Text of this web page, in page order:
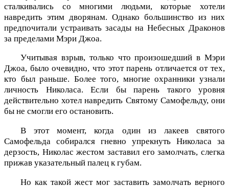
сталкивались со многими людьми, которые хотели
навредить этим дворянам. Однако большинство из них
предпочитали устраивать засады на Небесных Драконов
за пределами Мэри Джоа.
Учитывая взрыв, только что произошедший в Мэри
Джоа, было очевидно, что этот парень отличается от тех,
кто был раньше. Более того, многие охранники узнали
личность Николаса. Если бы парень такого уровня
действительно хотел навредить Святому Самофельду, они
бы не смогли его остановить.
В этот момент, когда один из лакеев святого
Самофельда собирался гневно упрекнуть Николаса за
дерзость, Николас жестом заставил его замолчать, слегка
прижав указательный палец к губам.
Но как такой жест мог заставить замолчать верного